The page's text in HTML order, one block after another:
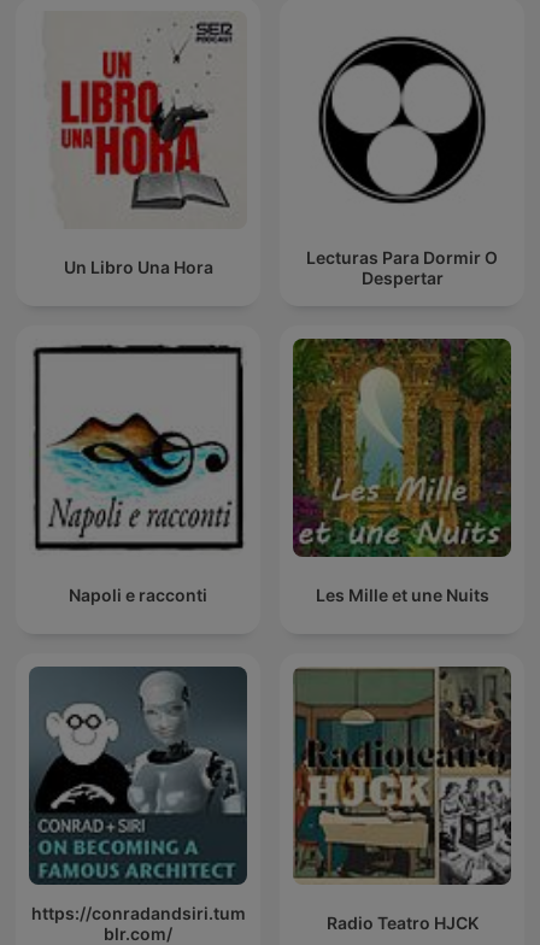
Un Libro Una Hora
Lecturas Para Dormir O
Despertar
Napoli e racconti Les Mille et une Nuits
https://conradandsiri.tum
blr.com/
Radio Teatro HJCK